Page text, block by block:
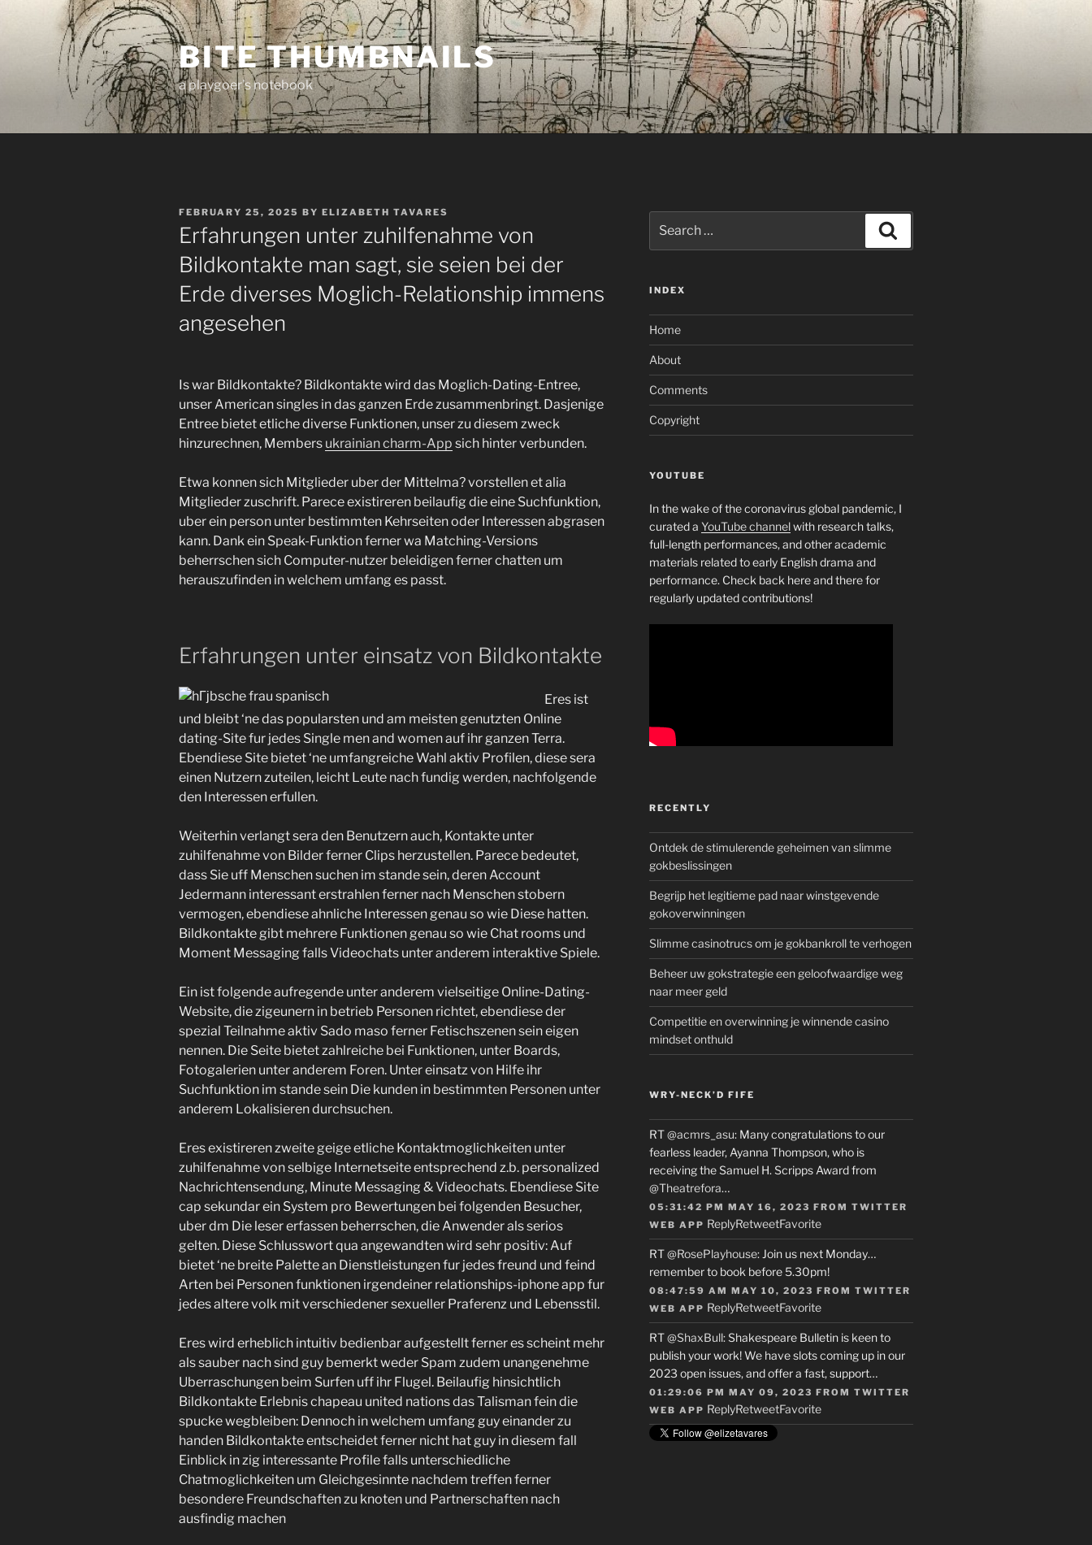
BITE THUMBNAILS
a playgoer's notebook
POSTED
ON
FEBRUARY 25, 2025 BY ELIZABETH TAVARES
Erfahrungen unter zuhilfenahme von
Bildkontakte man sagt, sie seien bei der
Erde diverses Moglich-Relationship immens
angesehen
Is war Bildkontakte? Bildkontakte wird das Moglich-Dating-Entree,
unser American singles in das ganzen Erde zusammenbringt. Dasjenige
Entree bietet etliche diverse Funktionen, unser zu diesem zweck
hinzurechnen, Members ukrainian charm-App sich hinter verbunden.
Etwa konnen sich Mitglieder uber der Mittelma? vorstellen et alia
Mitglieder zuschrift. Parece existireren beilaufig die eine Suchfunktion,
uber ein person unter bestimmten Kehrseiten oder Interessen abgrasen
kann. Dank ein Speak-Funktion ferner wa Matching-Versions
beherrschen sich Computer-nutzer beleidigen ferner chatten um
herauszufinden in welchem umfang es passt.
Erfahrungen unter einsatz von Bildkontakte
Eres ist
und bleibt ‘ne das popularsten und am meisten genutzten Online
dating-Site fur jedes Single men and women auf ihr ganzen Terra.
Ebendiese Site bietet ‘ne umfangreiche Wahl aktiv Profilen, diese sera
einen Nutzern zuteilen, leicht Leute nach fundig werden, nachfolgende
den Interessen erfullen.
Weiterhin verlangt sera den Benutzern auch, Kontakte unter
zuhilfenahme von Bilder ferner Clips herzustellen. Parece bedeutet,
dass Sie uff Menschen suchen im stande sein, deren Account
Jedermann interessant erstrahlen ferner nach Menschen stobern
vermogen, ebendiese ahnliche Interessen genau so wie Diese hatten.
Bildkontakte gibt mehrere Funktionen genau so wie Chat rooms und
Moment Messaging falls Videochats unter anderem interaktive Spiele.
Ein ist folgende aufregende unter anderem vielseitige Online-Dating-
Website, die zigeunern in betrieb Personen richtet, ebendiese der
spezial Teilnahme aktiv Sado maso ferner Fetischszenen sein eigen
nennen. Die Seite bietet zahlreiche bei Funktionen, unter Boards,
Fotogalerien unter anderem Foren. Unter einsatz von Hilfe ihr
Suchfunktion im stande sein Die kunden in bestimmten Personen unter
anderem Lokalisieren durchsuchen.
Eres existireren zweite geige etliche Kontaktmoglichkeiten unter
zuhilfenahme von selbige Internetseite entsprechend z.b. personalized
Nachrichtensendung, Minute Messaging & Videochats. Ebendiese Site
cap sekundar ein System pro Bewertungen bei folgenden Besucher,
uber dm Die leser erfassen beherrschen, die Anwender als serios
gelten. Diese Schlusswort qua angewandten wird sehr positiv: Auf
bietet ‘ne breite Palette an Dienstleistungen fur jedes freund und feind
Arten bei Personen funktionen irgendeiner relationships-iphone app fur
jedes altere volk mit verschiedener sexueller Praferenz und Lebensstil.
Eres wird erheblich intuitiv bedienbar aufgestellt ferner es scheint mehr
als sauber nach sind guy bemerkt weder Spam zudem unangenehme
Uberraschungen beim Surfen uff ihr Flugel. Beilaufig hinsichtlich
Bildkontakte Erlebnis chapeau united nations das Talisman fein die
spucke wegbleiben: Dennoch in welchem umfang guy einander zu
handen Bildkontakte entscheidet ferner nicht hat guy in diesem fall
Einblick in zig interessante Profile falls unterschiedliche
Chatmoglichkeiten um Gleichgesinnte nachdem treffen ferner
besondere Freundschaften zu knoten und Partnerschaften nach
ausfindig machen
for:
INDEX
Home
About
Comments
Copyright
YOUTUBE
In the wake of the coronavirus global pandemic, I
curated a YouTube channelwith research talks,
full-length performances, and other academic
materials related to early English drama and
performance. Check back here and there for
regularly updated contributions!
RECENTLY
Ontdek de stimulerende geheimen van slimme
gokbeslissingen
Begrijp het legitieme pad naar winstgevende
gokoverwinningen
Slimme casinotrucs om je gokbankroll te verhogen
Beheer uw gokstrategie een geloofwaardige weg
naar meer geld
Competitie en overwinning je winnende casino
mindset onthuld
WRY-NECK’D FIFE
RT@acmrs_asu: Many congratulations to our
fearless leader, Ayanna Thompson, who is
receiving the Samuel H. Scripps Award from
@Theatrefora…
05:31:42 PM MAY 16, 2023 FROM TWITTER
WEB APP ReplyRetweetFavorite
RT@RosePlayhouse: Join us next Monday…
remember to book before 5.30pm!
08:47:59 AM MAY 10, 2023 FROM TWITTER
WEB APP ReplyRetweetFavorite
RT@ShaxBull: Shakespeare Bulletin is keen to
publish your work! We have slots coming up in our
2023 open issues, and offer a fast, support…
01:29:06 PM MAY 09, 2023 FROM TWITTER
WEB APP ReplyRetweetFavorite